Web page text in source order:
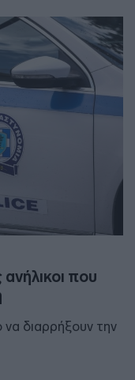
που
διαρρήξουν την